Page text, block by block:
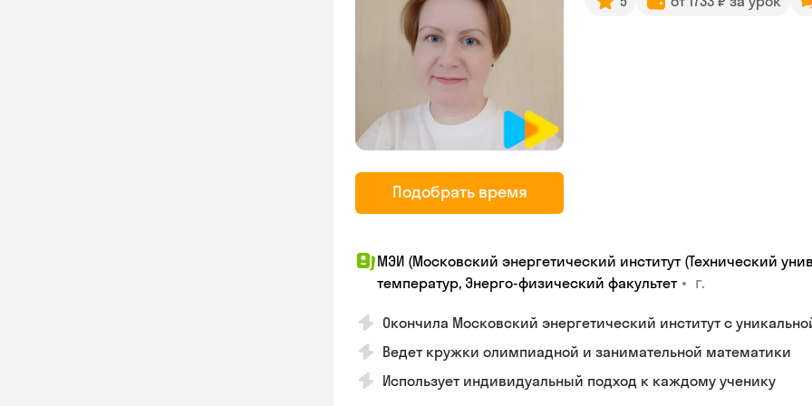
Подобрать время
МЭИ (Московский энергетический институт (Технический
температур, Энерго-физический факультет • г.
Окончила Московский энергетический институт с
Ведет кружки олимпиадной и занимательной математики
Использует индивидуальный подход к каждому ученику